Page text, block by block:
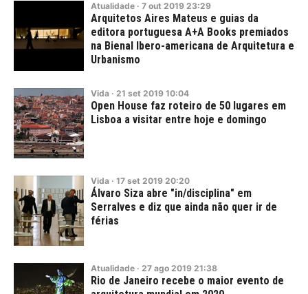
Atualidade · 7 out 2019 23:29
Arquitetos Aires Mateus e guias da
editora portuguesa A+A Books premiados
na Bienal Ibero-americana de Arquitetura e
Urbanismo
Vida · 21 set 2019 10:04
Open House faz roteiro de 50 lugares em
Lisboa a visitar entre hoje e domingo
Vida · 17 set 2019 20:20
Álvaro Siza abre "in/disciplina" em
Serralves e diz que ainda não quer ir de
férias
Atualidade · 27 ago 2019 21:38
Rio de Janeiro recebe o maior evento de